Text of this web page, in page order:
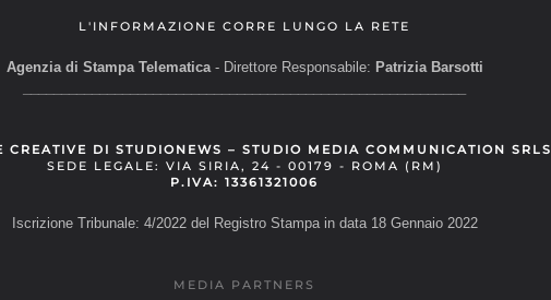
L'INFORMAZIONE CORRE LUNGO LA RETE
Agenzia di Stampa Telematica- Direttore Responsabile: Patrizia Barsotti
CREATIVE DI STUDIONEWS – STUDIO MEDIA COMMUNICATION SRLS
SEDE LEGALE: VIA SIRIA, 24 - 00179 - ROMA (RM)
P.IVA: 13361321006
Iscrizione Tribunale: 4/2022 del Registro Stampa in data 18 Gennaio 2022
MEDIA PARTNERS